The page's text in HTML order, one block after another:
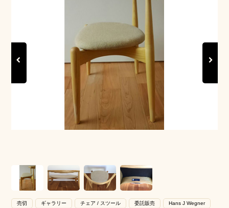
売切 ギャラリー チェア / スツール 委託販売 Hans J Wegner